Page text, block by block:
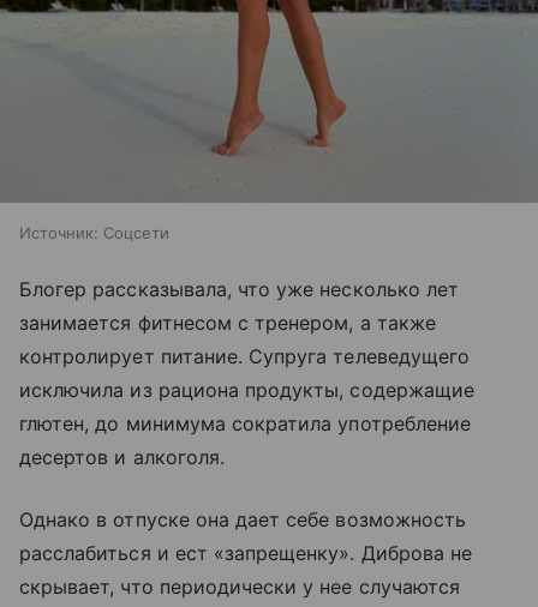
Источник: Соцсети
Блогер рассказывала, что уже несколько лет
занимается фитнесом с тренером, а также
контролирует питание. Супруга телеведущего
исключила из рациона продукты, содержащие
глютен, до минимума сократила употребление
десертов и алкоголя.
Однако в отпуске она дает себе возможность
расслабиться и ест «запрещенку». Диброва не
скрывает, что периодически у нее случаются